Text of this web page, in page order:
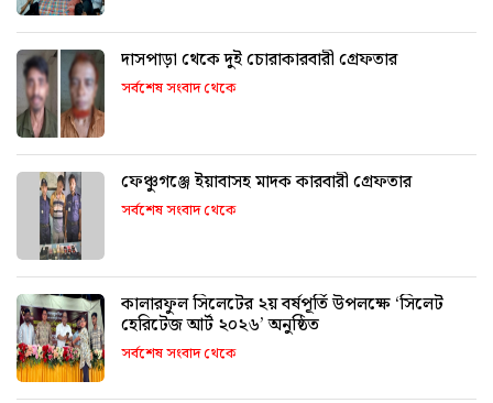
দাসপাড়া থেকে দুই চোরাকারবারী গ্রেফতার
সর্বশেষ সংবাদ থেকে
ফেঞ্চুগঞ্জে ইয়াবাসহ মাদক কারবারী গ্রেফতার
সর্বশেষ সংবাদ থেকে
কালারফুল সিলেটের ২য় বর্ষপূর্তি উপলক্ষে ‘সিলেট
হেরিটেজ আর্ট ২০২৬’ অনুষ্ঠিত
সর্বশেষ সংবাদ থেকে